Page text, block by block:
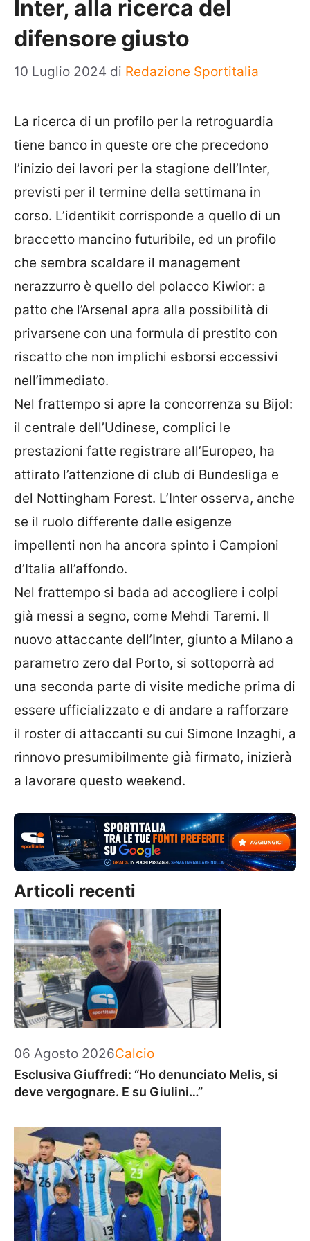
Inter, alla ricerca del
difensore giusto
10 Luglio 2024 di Redazione Sportitalia
La ricerca di un profilo per la retroguardia
tiene banco in queste ore che precedono
l’inizio dei lavori per la stagione dell’Inter,
previsti per il termine della settimana in
corso. L’identikit corrisponde a quello di un
braccetto mancino futuribile, ed un profilo
che sembra scaldare il management
nerazzurro è quello del polacco Kiwior: a
patto che l’Arsenal apra alla possibilità di
privarsene con una formula di prestito con
riscatto che non implichi esborsi eccessivi
nell’immediato.
Nel frattempo si apre la concorrenza su Bijol:
il centrale dell’Udinese, complici le
prestazioni fatte registrare all’Europeo, ha
attirato l’attenzione di club di Bundesliga e
del Nottingham Forest. L’Inter osserva, anche
se il ruolo differente dalle esigenze
impellenti non ha ancora spinto i Campioni
d’Italia all’affondo.
Nel frattempo si bada ad accogliere i colpi
già messi a segno, come Mehdi Taremi. Il
nuovo attaccante dell’Inter, giunto a Milano a
parametro zero dal Porto, si sottoporrà ad
una seconda parte di visite mediche prima di
essere ufficializzato e di andare a rafforzare
il roster di attaccanti su cui Simone Inzaghi, a
rinnovo presumibilmente già firmato, inizierà
a lavorare questo weekend.
Articoli recenti
06 Agosto 2026Categorie
Calcio
Esclusiva Giuffredi: “Ho denunciato Melis, si
deve vergognare. E su Giulini…”